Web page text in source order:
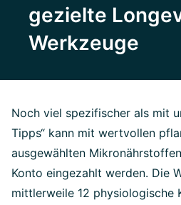
gezielte
Werkzeuge
Noch viel spezifischer als mit
Tipps“ kann mit wertvollen
ausgewählten
Konto eingezahlt werden. Die
mittlerweile 12 physiologische